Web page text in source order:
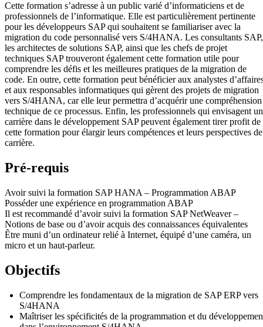
Cette formation s’adresse à un public varié d’informaticiens et de
professionnels de l’informatique. Elle est particulièrement pertinente
pour les développeurs SAP qui souhaitent se familiariser avec la
migration du code personnalisé vers S/4HANA. Les consultants SAP,
les architectes de solutions SAP, ainsi que les chefs de projet
techniques SAP trouveront également cette formation utile pour
comprendre les défis et les meilleures pratiques de la migration de
code. En outre, cette formation peut bénéficier aux analystes
et aux responsables informatiques qui gèrent des projets de migration
vers S/4HANA, car elle leur permettra d’acquérir une compréhension
technique de ce processus. Enfin, les professionnels qui envisagent
carrière dans le développement SAP peuvent également tirer profit de
cette formation pour élargir leurs compétences et leurs perspectives de
carrière.
Pré-requis
Avoir suivi la formation SAP HANA – Programmation ABAP
Posséder une expérience en programmation ABAP
Il est recommandé d’avoir suivi la formation SAP NetWeaver –
Notions de base ou d’avoir acquis des connaissances équivalentes
Être muni d’un ordinateur relié à Internet, équipé d’une caméra, un
micro et un haut-parleur.
Objectifs
Comprendre les fondamentaux de la migration de SAP ERP vers
S/4HANA
Maîtriser les spécificités de la programmation et du